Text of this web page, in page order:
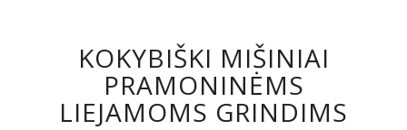
KOKYBIŠKI MIŠINIAI
PRAMONINĖMS
LIEJAMOMS GRINDIMS